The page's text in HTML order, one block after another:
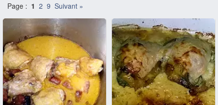
Page : 1 2 9 Suivant »